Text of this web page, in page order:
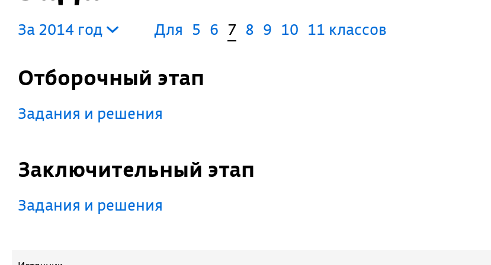
За 2014 год Для 5 6 7 8 9 10 11 классов
Отборочный этап
Задания и решения
Заключительный этап
Задания и решения